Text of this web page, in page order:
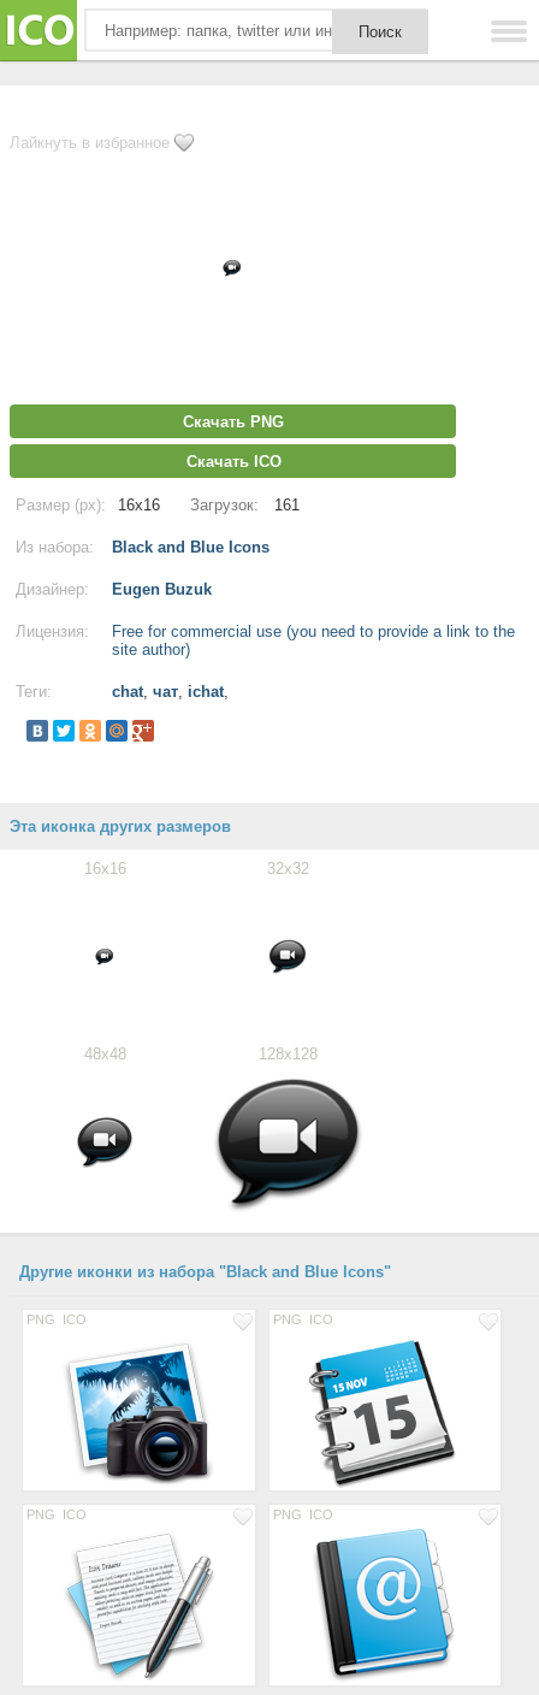
Лайкнуть в избранное
Скачать PNG
Скачать ICO
Размер (px): 16x16 Загрузок: 161
Из набора: Black and Blue Icons
Дизайнер: Eugen Buzuk
Лицензия:
Free for commercial use (you need to provide a link to the
site author)
Теги: chat, чат, ichat,
Эта иконка других размеров
16x16 32x32
48x48 128x128
Другие иконки из набора "Black and Blue Icons"
PNG ICO PNG ICO
PNG ICO PNG ICO